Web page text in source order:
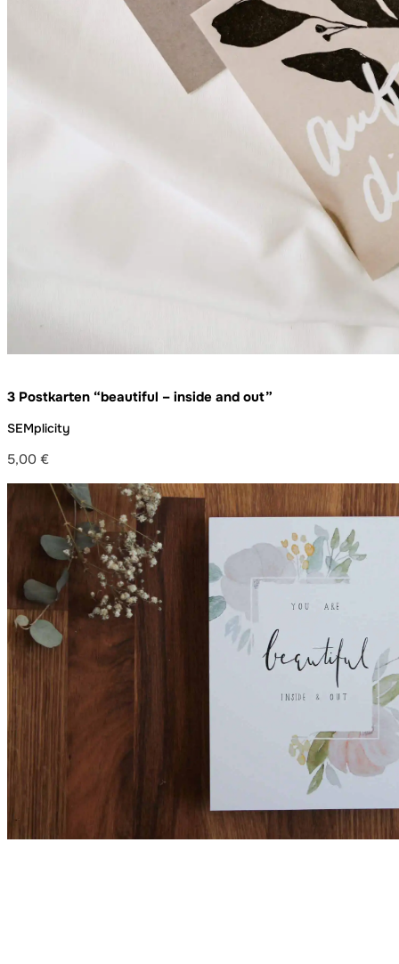
3 Postkarten “beautiful – inside and out”
SEMplicity
5,00 €